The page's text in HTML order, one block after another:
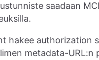
saadaan
hakee authorization
metadata-URL:n